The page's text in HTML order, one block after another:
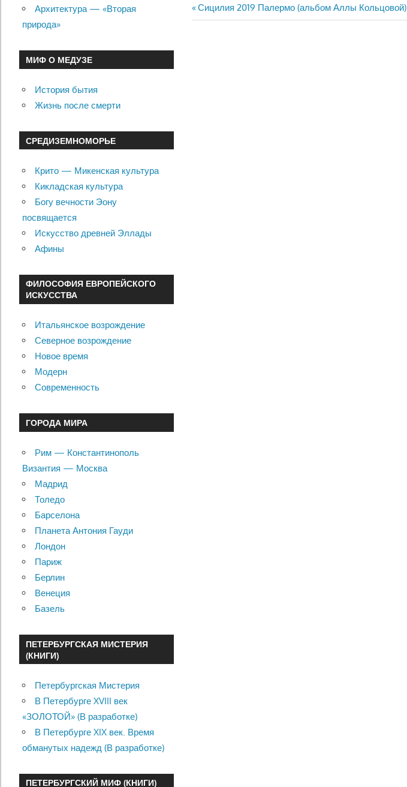
Навигация
Previous
Post:
Сицилия 2019 Палермо (альбом Аллы Кольцовой)
Архитектура — «Вторая
природа»
МИФ О МЕДУЗЕ
История бытия
Жизнь после смерти
СРЕДИЗЕМНОМОРЬЕ
Крито — Микенская культура
Кикладская культура
Богу вечности Эону
посвящается
Искусство древней Эллады
Афины
ФИЛОСОФИЯ ЕВРОПЕЙСКОГО
ИСКУССТВА
Итальянское возрождение
Северное возрождение
Новое время
Модерн
Современность
ГОРОДА МИРА
Рим — Константинополь
Византия — Москва
Мадрид
Толедо
Барселона
Планета Антония Гауди
Лондон
Париж
Берлин
Венеция
Базель
ПЕТЕРБУРГСКАЯ МИСТЕРИЯ
(КНИГИ)
Петербургская Мистерия
В Петербурге XVIII век
«ЗОЛОТОЙ» (В разработке)
В Петербурге XIX век. Время
обманутых надежд (В разработке)
ПЕТЕРБУРГСКИЙ МИФ (КНИГИ)